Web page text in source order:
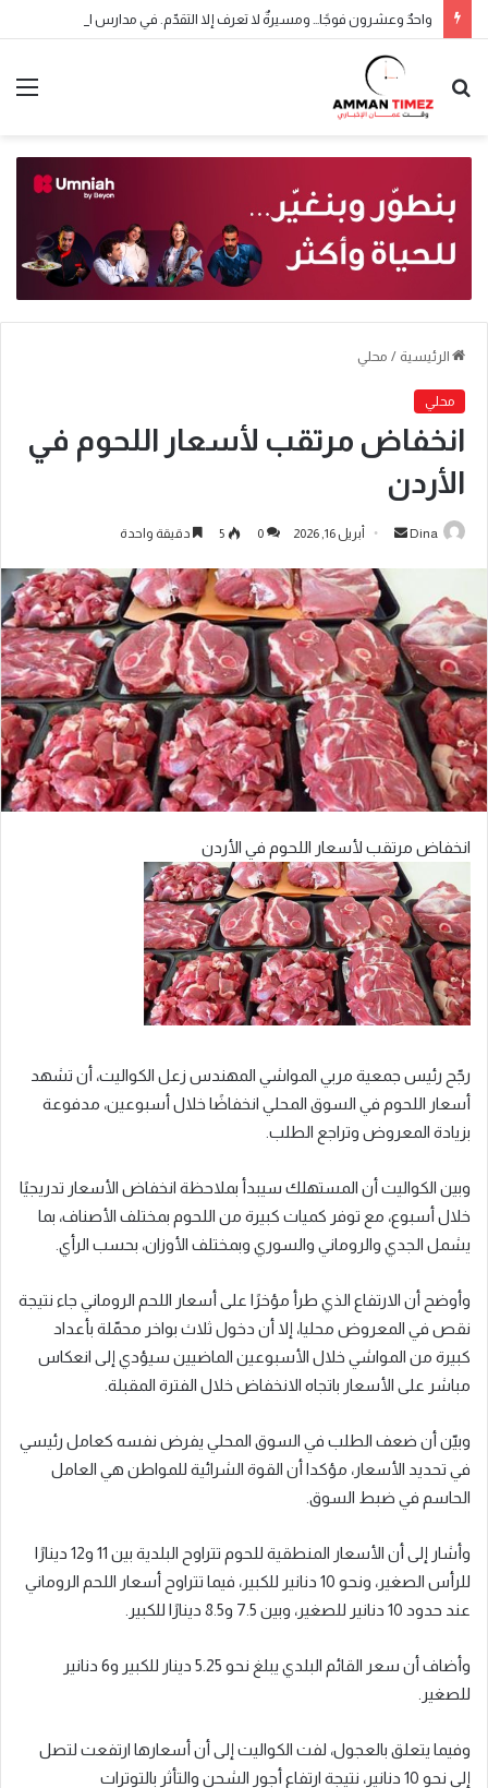
الرئيسية / محلي
محلي
انخفاض مرتقب لأسعار اللحوم في
الأردن
Dina أبريل 16, 2026 0
5 دقيقة واحدة
انخفاض مرتقب لأسعار اللحوم في الأردن
رجّح رئيس جمعية مربي المواشي المهندس زعل الكواليت، أن تشهد
أسعار اللحوم في السوق المحلي انخفاضًا خلال أسبوعين، مدفوعة
بزيادة المعروض وتراجع الطلب.
وبين الكواليت أن المستهلك سيبدأ بملاحظة انخفاض الأسعار تدريجيًا
خلال أسبوع، مع توفر كميات كبيرة من اللحوم بمختلف الأصناف، بما
يشمل الجدي والروماني والسوري وبمختلف الأوزان، بحسب الرأي.
وأوضح أن الارتفاع الذي طرأ مؤخرًا على أسعار اللحم الروماني جاء نتيجة
نقص في المعروض محليا، إلا أن دخول ثلاث بواخر محمّلة بأعداد
كبيرة من المواشي خلال الأسبوعين الماضيين سيؤدي إلى انعكاس
مباشر على الأسعار باتجاه الانخفاض خلال الفترة المقبلة.
وبيّن أن ضعف الطلب في السوق المحلي يفرض نفسه كعامل رئيسي
في تحديد الأسعار، مؤكدا أن القوة الشرائية للمواطن هي العامل
الحاسم في ضبط السوق.
وأشار إلى أن الأسعار المنطقية للحوم تتراوح البلدية بين 11 و12 دينارًا
للرأس الصغير، ونحو 10 دنانير للكبير، فيما تتراوح أسعار اللحم الروماني
عند حدود 10 دنانير للصغير، وبين 7.5 و8.5 دينارًا للكبير.
وأضاف أن سعر القائم البلدي يبلغ نحو 5.25 دينار للكبير و6 دنانير
للصغير.
وفيما يتعلق بالعجول، لفت الكواليت إلى أن أسعارها ارتفعت لتصل
إلى نحو 10 دنانير، نتيجة ارتفاع أجور الشحن والتأثر بالتوترات